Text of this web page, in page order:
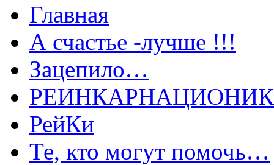
Главная
А счастье -лучше !!!
Зацепило…
РейКи
Те, кто могут помочь…